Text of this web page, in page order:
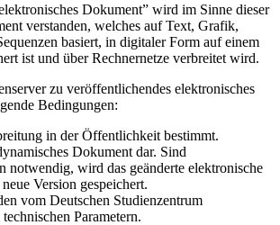
Dokument” wird im Sinne dieser
verstanden, welches auf Text, Grafik,
basiert, in digitaler Form auf einem
ist und über Rechnernetze verbreitet wird.
zu veröffentlichendes elektronisches
Bedingungen:
in der Öffentlichkeit bestimmt.
Dokument dar. Sind
notwendig, wird das geänderte elektronische
Version gespeichert.
vom Deutschen Studienzentrum
Parametern.